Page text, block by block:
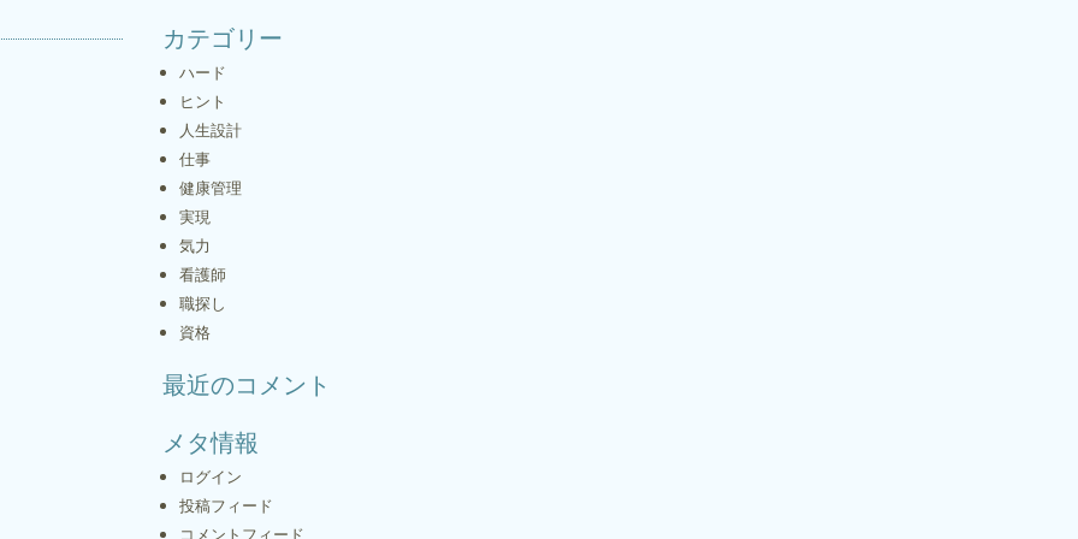
カテゴリー
ハード
ヒント
人生設計
仕事
健康管理
実現
気力
看護師
職探し
資格
最近のコメント
メタ情報
ログイン
投稿フィード
コメントフィード